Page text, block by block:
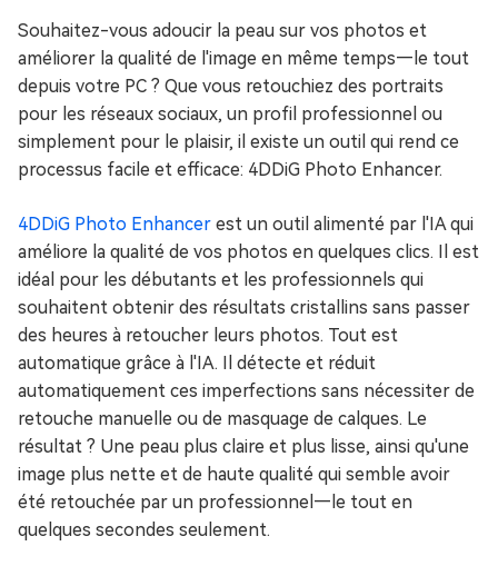
Souhaitez-vous adoucir la peau sur vos photos et
améliorer la qualité de l'image en même temps—le tout
depuis votre PC ? Que vous retouchiez des portraits
pour les réseaux sociaux, un profil professionnel ou
simplement pour le plaisir, il existe un outil qui rend ce
processus facile et efficace: 4DDiG Photo Enhancer.
4DDiG Photo Enhancer est un outil alimenté par l'IA qui
améliore la qualité de vos photos en quelques clics. Il est
idéal pour les débutants et les professionnels qui
souhaitent obtenir des résultats cristallins sans passer
des heures à retoucher leurs photos. Tout est
automatique grâce à l'IA. Il détecte et réduit
automatiquement ces imperfections sans nécessiter de
retouche manuelle ou de masquage de calques. Le
résultat ? Une peau plus claire et plus lisse, ainsi qu'une
image plus nette et de haute qualité qui semble avoir
été retouchée par un professionnel—le tout en
quelques secondes seulement.